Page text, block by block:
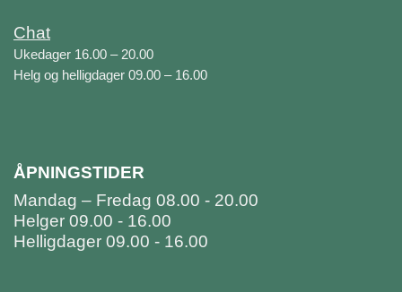
Chat
Ukedager 16.00 – 20.00
Helg og helligdager 09.00 – 16.00
ÅPNINGSTIDER
Mandag – Fredag 08.00 - 20.00
Helger 09.00 - 16.00
Helligdager 09.00 - 16.00